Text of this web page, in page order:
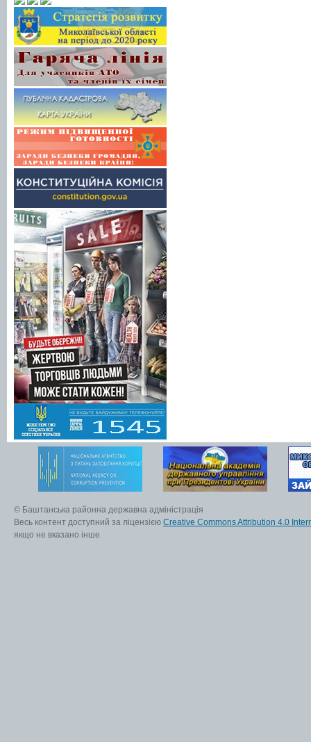
© Баштанська районна державна адміністрація
Весь контент доступний за ліцензією Creative Commons Attribution 4.0
якщо не вказано інше